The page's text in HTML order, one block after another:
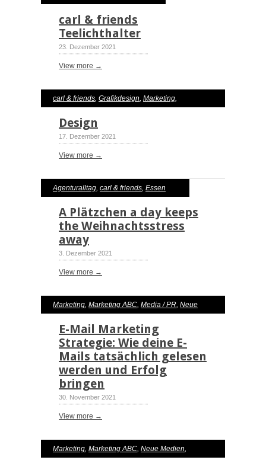
carl & friends
Teelichthalter
23. Dezember 2021
View more →
carl & friends, Grafikdesign, Marketing,
Marketing ABC
Design
17. Dezember 2021
View more →
Agenturalltag, carl & friends, Essen
A Plätzchen a day keeps
the Weihnachtsstress
away
3. Dezember 2021
View more →
Marketing, Marketing ABC, Media / PR, Neue
E-Mail Marketing
Strategie: Wie deine E-
Mails tatsächlich gelesen
werden und Erfolg
bringen
30. November 2021
View more →
Marketing, Marketing ABC, Neue Medien,